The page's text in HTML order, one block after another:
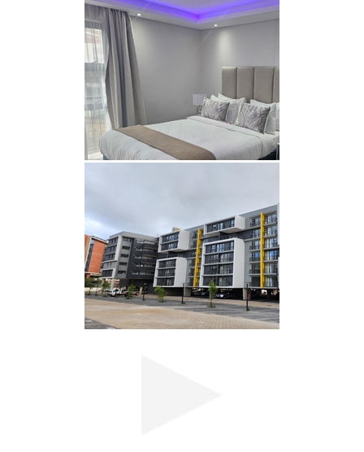
faszinierenden Attraktionen in unmittelbarer
Der internationale Flughafen King Shaka liegt nur
16 km entfernt und bietet nahtlose Anbindung an
unsere städtische Oase.
Nutzen Sie die grenzenlosen Möglichkeiten für
Abenteuer und Entspannung, die Sie in Umhlanga
erwarten. Von aufregenden Wassersportarten bis
Geschmack und jede Neigung zugeschnitten ist.
Ganz gleich, ob Sie auf der Suche nach
adrenalingeladenen Ausflügen oder ruhigen
Momenten am Meer sind, Umhlanga verspricht
einen unvergesslichen Rückzugsort für alle.